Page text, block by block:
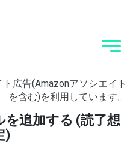
広告(Amazonアソシエイト
を含む)を利用しています。
追加する (読了想
)